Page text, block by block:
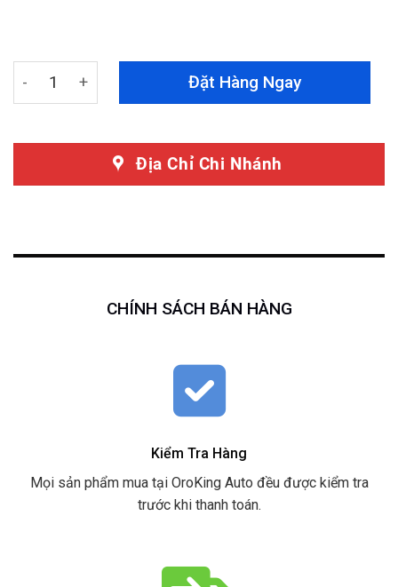
Màn Hình DVD Android OledPro X4 New - Màn hình
Đặt Hàng Ngay
Địa Chỉ Chi Nhánh
CHÍNH SÁCH BÁN HÀNG
Kiểm Tra Hàng
Mọi sản phẩm mua tại OroKing Auto đều được kiểm tra
trước khi thanh toán.